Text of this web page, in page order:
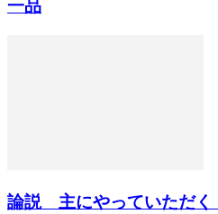
一品
論説 主にやっていただく